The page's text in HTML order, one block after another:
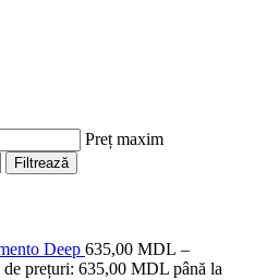
Preț maxim
Filtrează
Deep 635,00 MDL –
prețuri: 635,00 MDL până la